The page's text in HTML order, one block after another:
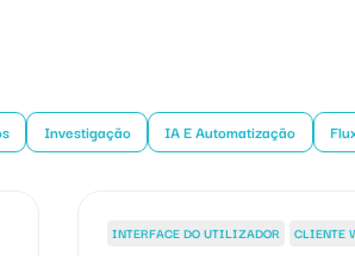
Investigação IA E Automatização
INTERFACE DO UTILIZADOR CLIENTE